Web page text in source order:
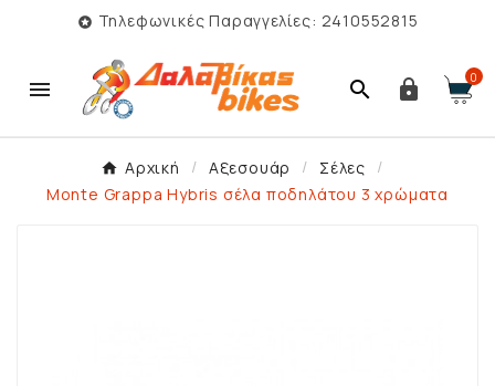
 Τηλεφωνικές Παραγγελίες: 2410552815
   0
Αρχική Αξεσουάρ
Σέλες
Monte Grappa Hybris σέλα ποδηλάτου 3 χρώματα